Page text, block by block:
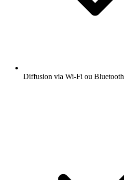
Diffusion via Wi-Fi ou Bluetooth